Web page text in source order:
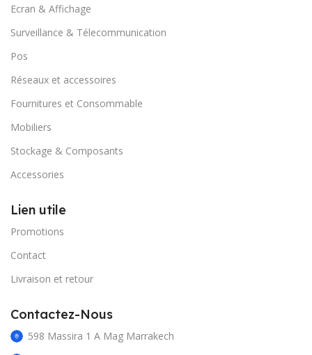
Ecran & Affichage
Surveillance & Télecommunication
Pos
Réseaux et accessoires
Fournitures et Consommable
Mobiliers
Stockage & Composants
Accessories
Lien utile
Promotions
Contact
Livraison et retour
Contactez-Nous
598 Massira 1 A Mag Marrakech